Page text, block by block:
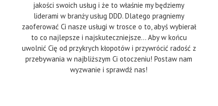
jakości swoich usług i że to właśnie my będziemy
liderami w branży usług DDD. Dlatego pragniemy
zaoferować Ci nasze usługi w trosce o to, abyś wybierał
to co najlepsze i najskuteczniejsze… Aby w końcu
uwolnić Cię od przykrych kłopotów i przywrócić radość z
przebywania w najbliższym Ci otoczeniu! Postaw nam
wyzwanie i sprawdź nas!